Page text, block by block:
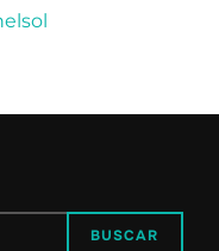
BUSCAR